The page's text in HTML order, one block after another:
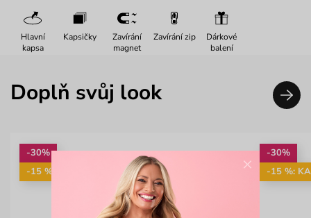
Hlavní
kapsa
Kapsičky
Zavírání
magnet
Zavírání zip
Dárkové
balení
Doplň svůj look
-30%
-15 %: KAB15
-30%
-15 %:
×